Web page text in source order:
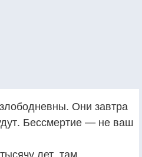
Они завтра
Бессмертие — не ваш
лет, там